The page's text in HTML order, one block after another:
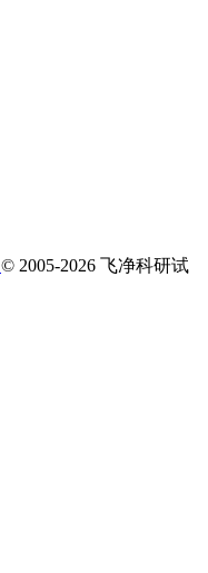
© 2005-2026 飞净科研试